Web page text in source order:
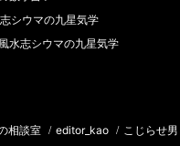
シウマの九星気学
水志シウマの九星気学
相談室 / editor_kao / こじらせ男